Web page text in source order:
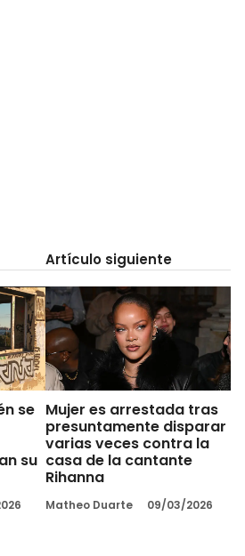
se
su
Artículo siguiente
Mujer es arrestada tras
presuntamente disparar
varias veces contra la
casa de la cantante
Rihanna
Matheo Duarte 09/03/2026